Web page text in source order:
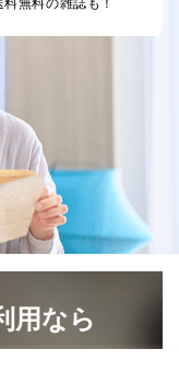
料無料の雑誌も！
用なら